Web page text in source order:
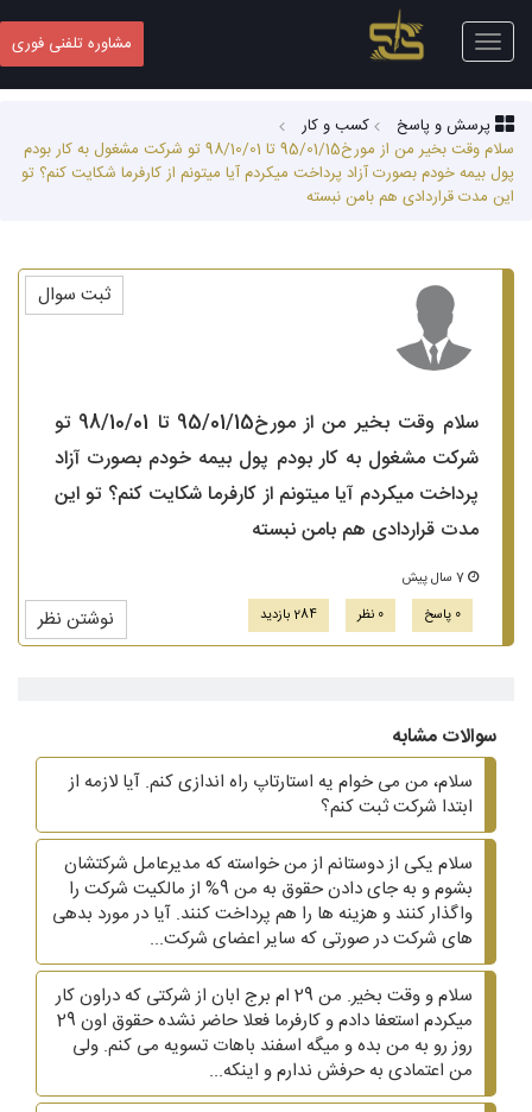
Toggle
navigation
مشاوره تلفنی فوری
پرسش و پاسخ
کسب‌ و کار
سلام وقت بخیر من از مورخ95/01/15 تا 98/10/01 تو شرکت مشغول به کار بودم
پول بیمه خودم بصورت آزاد پرداخت میکردم آیا میتونم از کارفرما شکایت کنم؟ تو
این مدت قراردادی هم بامن نبسته
سلام وقت بخیر من از مورخ95/01/15 تا 98/10/01 تو
شرکت مشغول به کار بودم پول بیمه خودم بصورت آزاد
پرداخت میکردم آیا میتونم از کارفرما شکایت کنم؟ تو این
مدت قراردادی هم بامن نبسته
0 پاسخ
0 نظر 284 بازدید نوشتن نظر
ثبت سوال
سوالات مشابه
سلام، من می خوام یه استارتاپ راه اندازی کنم. آیا لازمه از
ابتدا شرکت ثبت کنم؟
سلام یکی از دوستانم از من خواسته که مدیرعامل شرکتشان
بشوم و به جای دادن حقوق به من 9% از مالکیت شرکت را
واگذار کنند و هزینه ها را هم پرداخت کنند. آیا در مورد بدهی
های شرکت در صورتی که سایر اعضای شرکت...
سلام و وقت بخیر. من 29 ام برج ابان از شرکتی که دراون کار
میکردم استعفا دادم و کارفرما فعلا حاضر نشده حقوق اون 29
روز رو به من بده و میگه اسفند باهات تسویه می کنم. ولی
من اعتمادی به حرفش ندارم و اینکه...